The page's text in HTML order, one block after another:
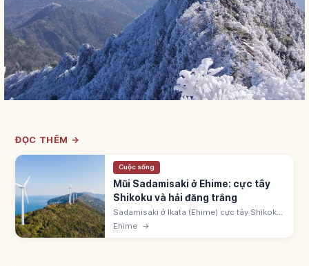
ĐỌC THÊM →
Cuộc sống
Mũi Sadamisaki ở Ehime: cực tây
Shikoku và hải đăng trắng
Sadamisaki ở Ikata (Ehime) cực tây Shikoku.
Bán đảo ~40-50km giữa biển Seto và Uwa.
Ehime →